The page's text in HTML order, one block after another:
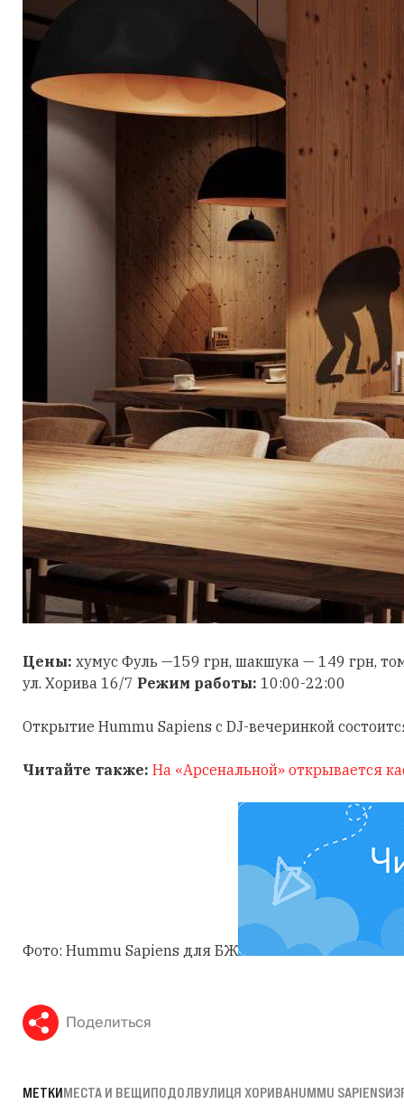
Цены: хумус Фуль —159 грн, шакшука — 149 грн,
ул. Хорива 16/7 Режим работы: 10:00-22:00
Открытие Hummu Sapiens с DJ-вечеринкой
Читайте также: На «Арсенальной» открывается
Фото: Hummu Sapiens для БЖ
Поделиться
МЕТКИМЕСТА И ВЕЩИПОДОЛВУЛИЦЯ ХОРИВАHUMMU SAPIENS